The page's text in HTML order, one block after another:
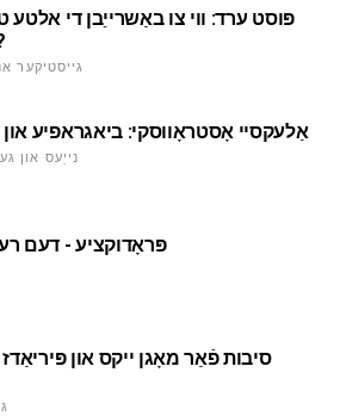
פּוסט ערד: ווי צו באַשרייַבן די אלטע
גייסטיקער
אַלעקסיי אָסטראָווסקי: ביאגראפיע
נייַעס און
פּראָדוקציע - דעם
סיבות פֿאַר מאָגן ייקס און